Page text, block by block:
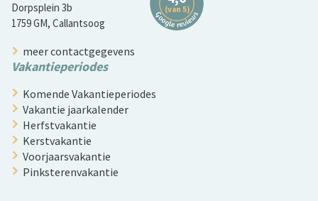
Dorpsplein 3b
1759 GM, Callantsoog
meer contactgegevens
Vakantieperiodes
Komende Vakantieperiodes
Vakantie jaarkalender
Herfstvakantie
Kerstvakantie
Voorjaarsvakantie
Pinksterenvakantie